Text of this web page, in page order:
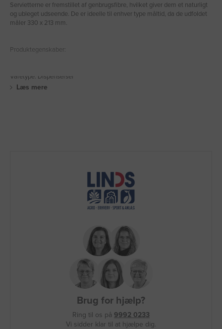
Servietterne er fremstillet af genbrugsfibre, hvilket giver dem et naturligt
og ubleget udseende. De er ideelle til enhver type måltid, da de udfoldet
måler 330 x 213 mm.
Produktegenskaber:
Varetype: Dispenserser
Læs mere
Brug for hjælp?
Ring til os på 9992 0233
Vi sidder klar til at hjælpe dig.